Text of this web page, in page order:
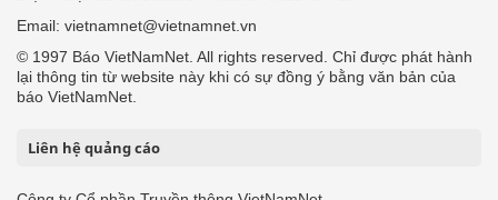
Email: vietnamnet@vietnamnet.vn
© 1997 Báo VietNamNet. All rights reserved. Chỉ được phát hành
lại thông tin từ website này khi có sự đồng ý bằng văn bản của
báo VietNamNet.
Liên hệ quảng cáo